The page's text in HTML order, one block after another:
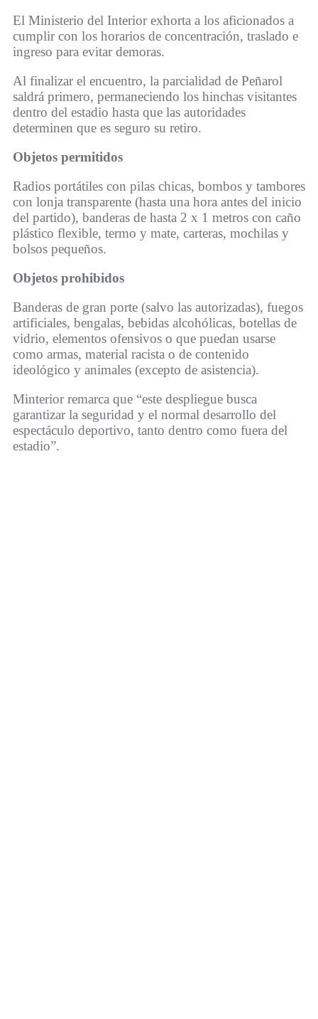
El Ministerio del Interior exhorta a los aficionados a
cumplir con los horarios de concentración, traslado e
ingreso para evitar demoras.
Al finalizar el encuentro, la parcialidad de Peñarol
saldrá primero, permaneciendo los hinchas visitantes
dentro del estadio hasta que las autoridades
determinen que es seguro su retiro.
Objetos permitidos
Radios portátiles con pilas chicas, bombos y tambores
con lonja transparente (hasta una hora antes del inicio
del partido), banderas de hasta 2 x 1 metros con caño
plástico flexible, termo y mate, carteras, mochilas y
bolsos pequeños.
Objetos prohibidos
Banderas de gran porte (salvo las autorizadas), fuegos
artificiales, bengalas, bebidas alcohólicas, botellas de
vidrio, elementos ofensivos o que puedan usarse
como armas, material racista o de contenido
ideológico y animales (excepto de asistencia).
Minterior remarca que “este despliegue busca
garantizar la seguridad y el normal desarrollo del
espectáculo deportivo, tanto dentro como fuera del
estadio”.